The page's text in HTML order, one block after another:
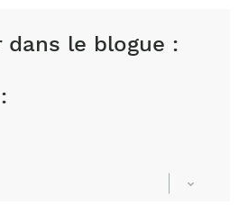
dans le blogue :